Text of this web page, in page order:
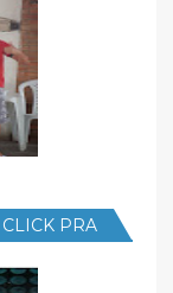
PRA